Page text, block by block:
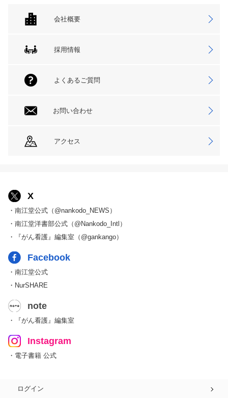
会社概要
採用情報
よくあるご質問
お問い合わせ
アクセス
X
・南江堂公式（@nankodo_NEWS）
・南江堂洋書部公式（@Nankodo_Intl）
・『がん看護』編集室（@gankango）
Facebook
・南江堂公式
・NurSHARE
note
・『がん看護』編集室
Instagram
・電子書籍 公式
ログイン